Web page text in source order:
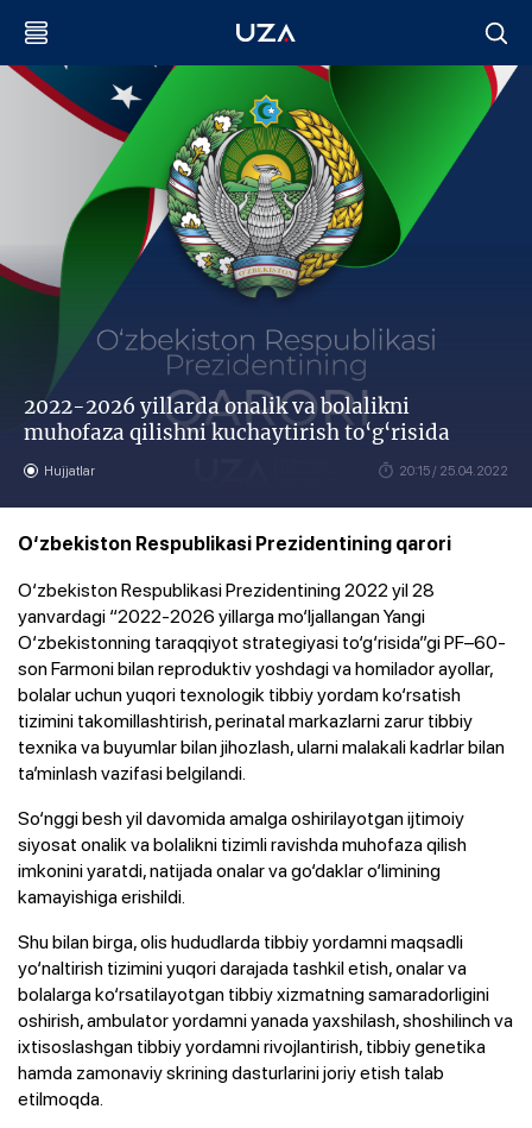
2022-2026 yillarda onalik va bolalikni
muhofaza qilishni kuchaytirish to‘g‘risida
Hujjatlar 20:15 / 25.04.2022
O‘zbekiston Respublikasi Prezidentining qarori
O‘zbekiston Respublikasi Prezidentining 2022 yil 28
yanvardagi “2022-2026 yillarga mo‘ljallangan Yangi
O‘zbekistonning taraqqiyot strategiyasi to‘g‘risida”gi PF–60-
son Farmoni bilan reproduktiv yoshdagi va homilador ayollar,
bolalar uchun yuqori texnologik tibbiy yordam ko‘rsatish
tizimini takomillashtirish, perinatal markazlarni zarur tibbiy
texnika va buyumlar bilan jihozlash, ularni malakali kadrlar bilan
ta’minlash vazifasi belgilandi.
So‘nggi besh yil davomida amalga oshirilayotgan ijtimoiy
siyosat onalik va bolalikni tizimli ravishda muhofaza qilish
imkonini yaratdi, natijada onalar va go‘daklar o‘limining
kamayishiga erishildi.
Shu bilan birga, olis hududlarda tibbiy yordamni maqsadli
yo‘naltirish tizimini yuqori darajada tashkil etish, onalar va
bolalarga ko‘rsatilayotgan tibbiy xizmatning samaradorligini
oshirish, ambulator yordamni yanada yaxshilash, shoshilinch va
ixtisoslashgan tibbiy yordamni rivojlantirish, tibbiy genetika
hamda zamonaviy skrining dasturlarini joriy etish talab
etilmoqda.